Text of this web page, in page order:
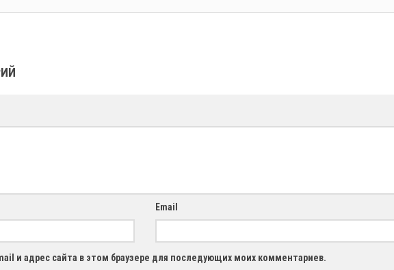
Email
и адрес сайта в этом браузере для последующих моих комментариев.